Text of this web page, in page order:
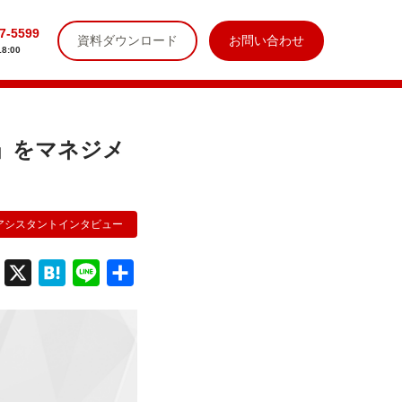
5599 資料ダウンロード お問い合わせ
シスタントインタビュー
H